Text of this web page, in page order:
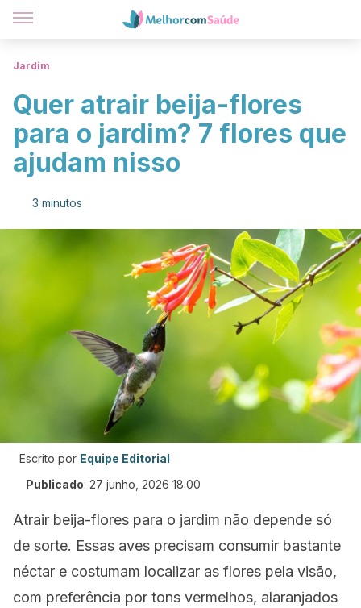
Jardim
Quer atrair beija-flores
para o jardim? 7 flores que
ajudam nisso
3 minutos
Escrito por Equipe Editorial
Publicado: 27 junho, 2026 18:00
Atrair beija-flores para o jardim não depende só
de sorte. Essas aves precisam consumir bastante
néctar e costumam localizar as flores pela visão,
com preferência por tons vermelhos, alaranjados